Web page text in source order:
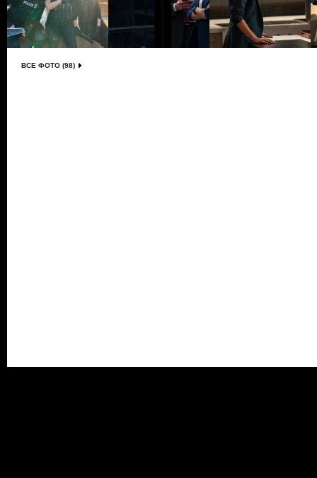
ВСЕ ФОТО (98)